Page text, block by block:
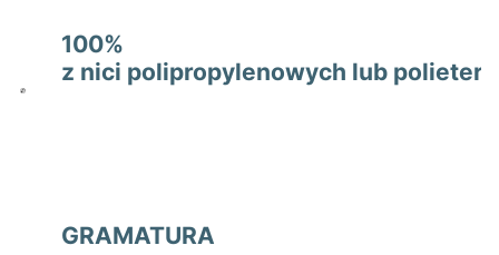
100%
z nici polipropylenowych lub
GRAMATURA